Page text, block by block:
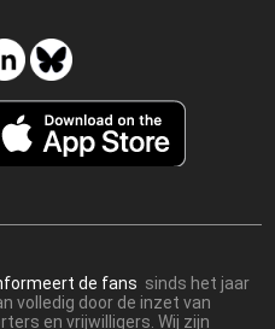
de fans sinds het jaar
volledig door de inzet van
en vrijwilligers. Wij zijn